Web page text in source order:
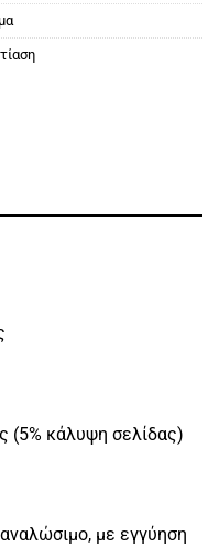
(5% κάλυψη σελίδας)
με εγγύηση